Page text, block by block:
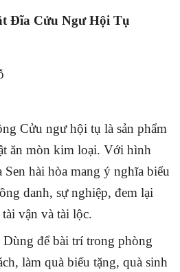
Đĩa Cửu Ngư Hội Tụ
Cửu ngư hội tụ là sản phẩm
ăn mòn kim loại. Với hình
Sen hài hòa mang ý nghĩa biểu
danh, sự nghiệp, đem lại
vận và tài lộc.
Dùng để bài trí trong phòng
làm quà biếu tặng, quà sinh